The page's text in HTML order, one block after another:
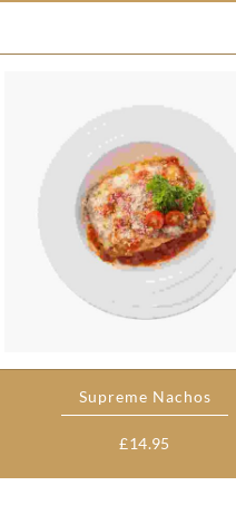
Supreme Nachos
£14.95